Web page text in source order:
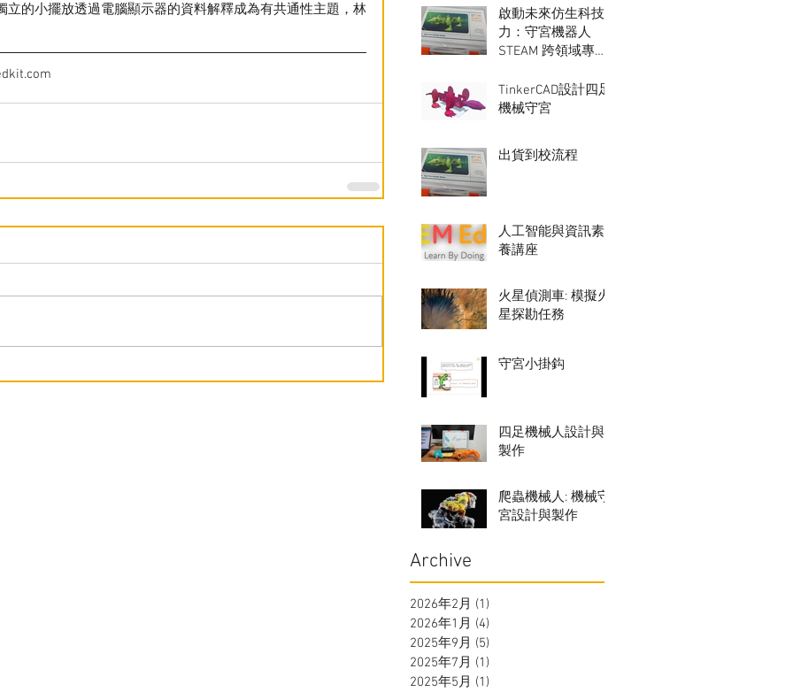
立的小擺放透過電腦顯示器的資料解釋成為有共通性主題，林
啟動未來仿生科技
力：守宮機器人
STEAM 跨領域專題
TinkerCAD設計四足
機械守宮
出貨到校流程
人工智能與資訊素
養講座
火星偵測車: 模擬火
星探勘任務
守宮小掛鈎
四足機械人設計與
製作
爬蟲機械人: 機械守
宮設計與製作
Archive
2026年2月 (1)
2026年1月 (4)
2025年9月 (5)
2025年7月 (1)
2025年5月 (1)